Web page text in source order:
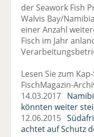
der Seawork Fish
Walvis Bay/
einer Anzahl
Fisch im Jahr
Lesen Sie zum
FischMagazin-
14.03.2017
könnten weiter
12.06.2015
achtet auf Schutz